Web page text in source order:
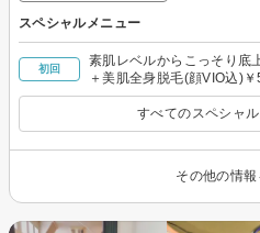
スペシャルメニュー
初回
素肌レベルからこっそり底
＋美肌全身脱毛(顔VIO込)
すべてのスペシャ
その他の情